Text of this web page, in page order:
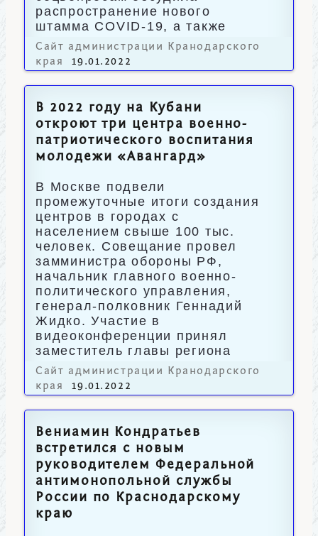
распространение нового
штамма COVID-19, а также
вопросы вакцинации.
Сайт администрации Кранодарского
края
19.01.2022
В 2022 году на Кубани
откроют три центра военно-
патриотического воспитания
молодежи «Авангард»
В Москве подвели
промежуточные итоги создания
центров в городах с
населением свыше 100 тыс.
человек. Совещание провел
замминистра обороны РФ,
начальник главного военно-
политического управления,
генерал-полковник Геннадий
Жидко. Участие в
видеоконференции принял
заместитель главы региона
Александр Власов.
Сайт администрации Кранодарского
края
19.01.2022
Вениамин Кондратьев
встретился с новым
руководителем Федеральной
антимонопольной службы
России по Краснодарскому
краю